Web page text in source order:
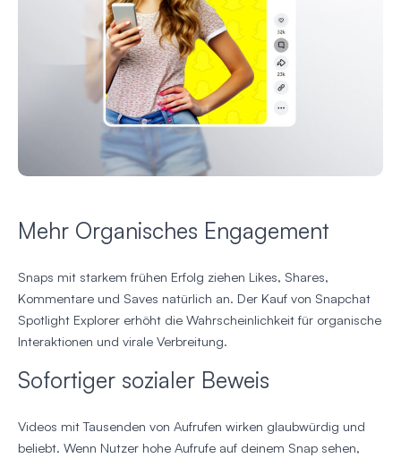
Mehr Organisches Engagement
Snaps mit starkem frühen Erfolg ziehen Likes, Shares,
Kommentare und Saves natürlich an. Der Kauf von Snapchat
Spotlight Explorer erhöht die Wahrscheinlichkeit für organische
Interaktionen und virale Verbreitung.
Sofortiger sozialer Beweis
Videos mit Tausenden von Aufrufen wirken glaubwürdig und
beliebt. Wenn Nutzer hohe Aufrufe auf deinem Snap sehen,